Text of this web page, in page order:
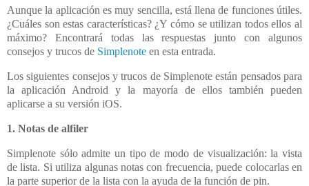
Aunque la aplicación es muy sencilla, está llena de funciones útiles.
¿Cuáles son estas características? ¿Y cómo se utilizan todos ellos al
máximo? Encontrará todas las respuestas junto con algunos
consejos y trucos de Simplenote en esta entrada.
Los siguientes consejos y trucos de Simplenote están pensados para
la aplicación Android y la mayoría de ellos también pueden
aplicarse a su versión iOS.
1. Notas de alfiler
Simplenote sólo admite un tipo de modo de visualización: la vista
de lista. Si utiliza algunas notas con frecuencia, puede colocarlas en
la parte superior de la lista con la ayuda de la función de pin.